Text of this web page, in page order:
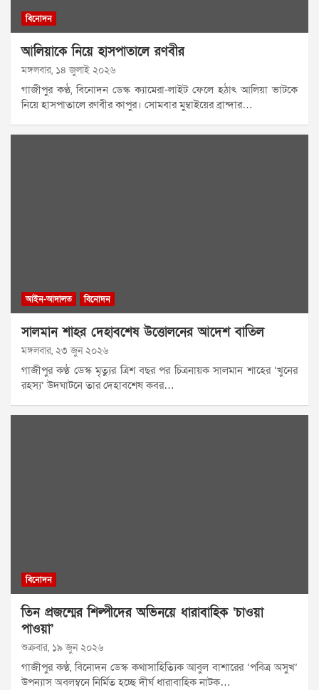
বিনোদন
আলিয়াকে নিয়ে হাসপাতালে রণবীর
মঙ্গলবার, ১৪ জুলাই ২০২৬
গাজীপুর কণ্ঠ, বিনোদন ডেস্ক ক্যামেরা-লাইট ফেলে হঠাৎ আলিয়া ভাটকে
নিয়ে হাসপাতালে রণবীর কাপুর। সোমবার মুম্বাইয়ের ব্রান্দার…
আইন-আদালত বিনোদন
সালমান শাহর দেহাবশেষ উত্তোলনের আদেশ বাতিল
মঙ্গলবার, ২৩ জুন ২০২৬
গাজীপুর কণ্ঠ ডেস্ক মৃত্যুর ত্রিশ বছর পর চিত্রনায়ক সালমান শাহের ‘খুনের
রহস্য’ উদঘাটনে তার দেহাবশেষ কবর…
বিনোদন
তিন প্রজন্মের শিল্পীদের অভিনয়ে ধারাবাহিক ‘চাওয়া
পাওয়া’
শুক্রবার, ১৯ জুন ২০২৬
গাজীপুর কণ্ঠ, বিনোদন ডেস্ক কথাসাহিত্যিক আবুল বাশারের ‘পবিত্র অসুখ’
উপন্যাস অবলম্বনে নির্মিত হচ্ছে দীর্ঘ ধারাবাহিক নাটক…